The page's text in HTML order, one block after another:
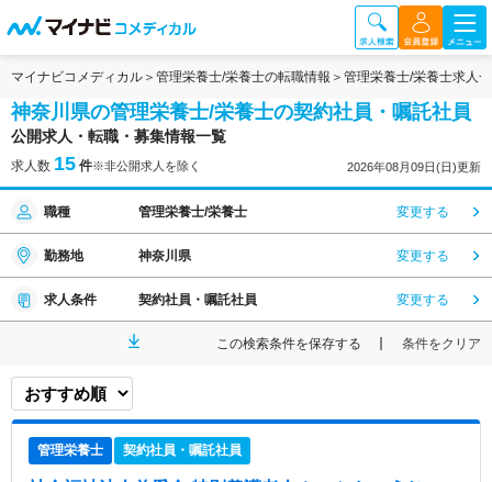
マイナビコメディカル 管理栄養士/栄養士の転職情報 管理栄養士/栄養士求人
神奈川県の管理栄養士/栄養士の契約社員・嘱託社員
公開求人・転職・募集情報一覧
求人数 15 件※非公開求人を除く 2026年08月09日(日)更新
職種 管理栄養士/栄養士 変更する
勤務地 神奈川県 変更する
求人条件 契約社員・嘱託社員 変更する
この検索条件を保存する 条件をクリア
管理栄養士 契約社員・嘱託社員